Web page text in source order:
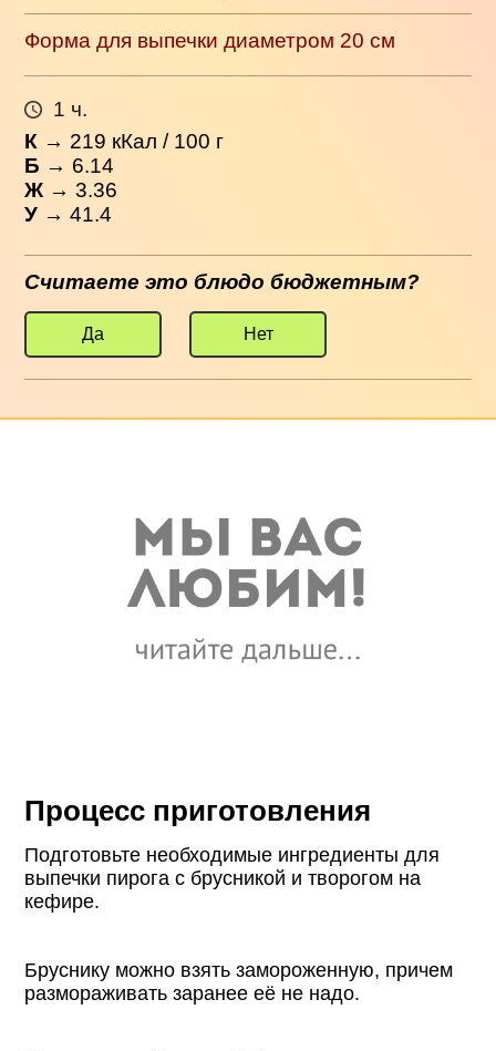
Форма для выпечки диаметром 20 см
1 ч.
К → 219 кКал / 100 г
Б → 6.14
Ж → 3.36
У → 41.4
Считаете это блюдо бюджетным?
Да Нет
Процесс приготовления
Подготовьте необходимые ингредиенты для
выпечки пирога с брусникой и творогом на
кефире.
Бруснику можно взять замороженную, причем
размораживать заранее её не надо.